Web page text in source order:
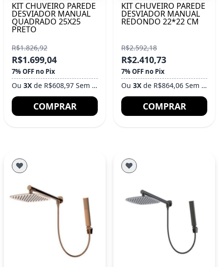
KIT CHUVEIRO PAREDE
DESVIADOR MANUAL
QUADRADO 25X25
PRETO
R$1.826,92
R$1.699,04
7% OFF no Pix
Ou 3X de R$608,97 Sem Juros
COMPRAR
KIT CHUVEIRO PAREDE
DESVIADOR MANUAL
REDONDO 22*22 CM
R$2.592,18
R$2.410,73
7% OFF no Pix
Ou 3X de R$864,06 Sem Juros
COMPRAR